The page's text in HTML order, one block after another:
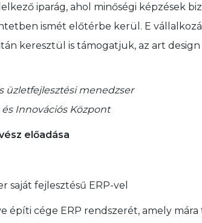
iparág, ahol minőségi képzések
ismét előtérbe kerül. E
keresztül is támogatjuk, az art
üzletfejlesztési menedzser
Innovációs Központ
előadása
saját fejlesztésű ERP-vel
építi cége ERP rendszerét, amely